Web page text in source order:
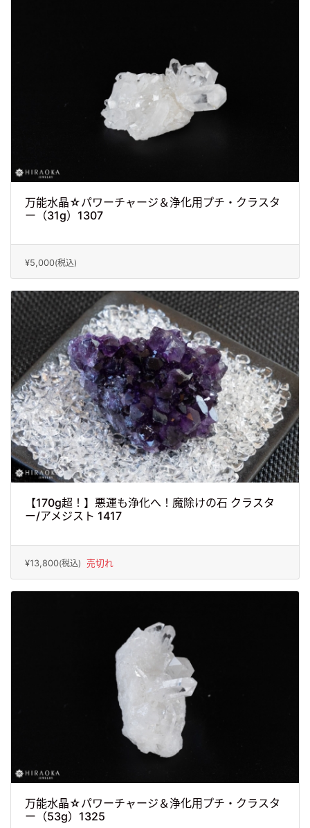
万能水晶☆パワーチャージ＆浄化用プチ・クラスタ
ー（31g）1307
¥5,000(税込)
【170g超！】悪運も浄化へ！魔除けの石 クラスタ
ー/アメジスト 1417
¥13,800(税込) 売切れ
万能水晶☆パワーチャージ＆浄化用プチ・クラスタ
ー（53g）1325